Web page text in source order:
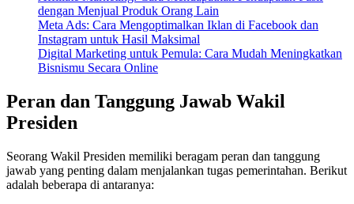
dengan Menjual Produk Orang Lain
Meta Ads: Cara Mengoptimalkan Iklan di Facebook dan
Instagram untuk Hasil Maksimal
Digital Marketing untuk Pemula: Cara Mudah Meningkatkan
Bisnismu Secara Online
Peran dan Tanggung Jawab Wakil
Presiden
Seorang Wakil Presiden memiliki beragam peran dan tanggung
jawab yang penting dalam menjalankan tugas pemerintahan. Berikut
adalah beberapa di antaranya: